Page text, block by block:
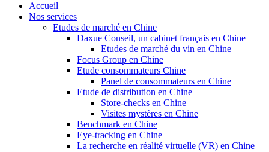
Accueil
Nos services
Etudes de marché en Chine
Daxue Conseil, un cabinet français en Chine
Etudes de marché du vin en Chine
Focus Group en Chine
Etude consommateurs Chine
Panel de consommateurs en Chine
Etude de distribution en Chine
Store-checks en Chine
Visites mystères en Chine
Benchmark en Chine
Eye-tracking en Chine
La recherche en réalité virtuelle (VR) en Chine